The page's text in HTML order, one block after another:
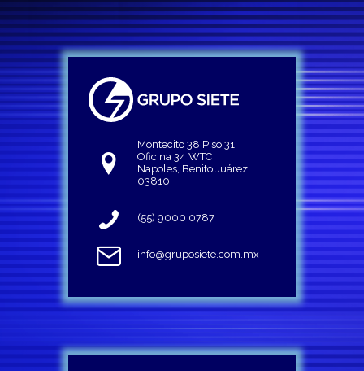
Montecito 38 Piso 31
Oficina 34 WTC
Napoles, Benito Juárez
03810
(55) 9000 0787
info@gruposiete.com.mx